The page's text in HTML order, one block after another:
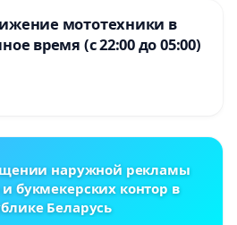
мототехники в
время (с 22:00 до 05:00)
наружной рекламы
букмекерских контор в
Беларусь